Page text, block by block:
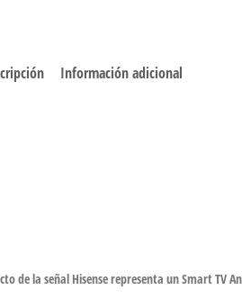
Información adicional
de la señal Hisense representa un Smart TV